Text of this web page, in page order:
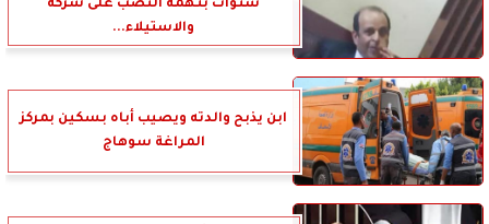
سنوات بتهمة النصب على شركة
والاستيلاء...
ابن يذبح والدته ويصيب أباه بسكين بمركز
المراغة سوهاج